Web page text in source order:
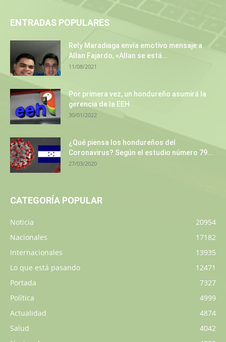
ENTRADAS POPULARES
Rely Maradiaga envía emotivo mensaje a
Allan Fajardo, «Allan se está...
11/08/2021
Por primera vez, un hondureño asumirá la
gerencia de la EEH
30/01/2022
¿Qué piensa los hondureños del
Coronavirus? Según el estudio número 79...
27/03/2020
CATEGORÍA POPULAR
Noticia
20954
Nacionales
17182
Internacionales
13935
Lo que está pasando
12471
Portada
7327
Política
4999
Actualidad
4874
Salud
4042